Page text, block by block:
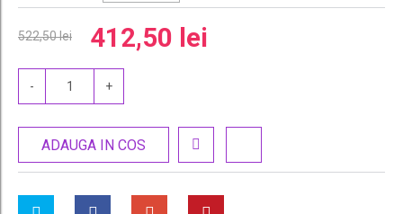
522,50 lei 412,50 lei
- +
ADAUGA IN COS